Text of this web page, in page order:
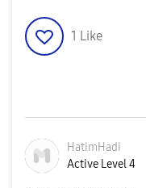
1 Like
HatimHadi
Active Level 4